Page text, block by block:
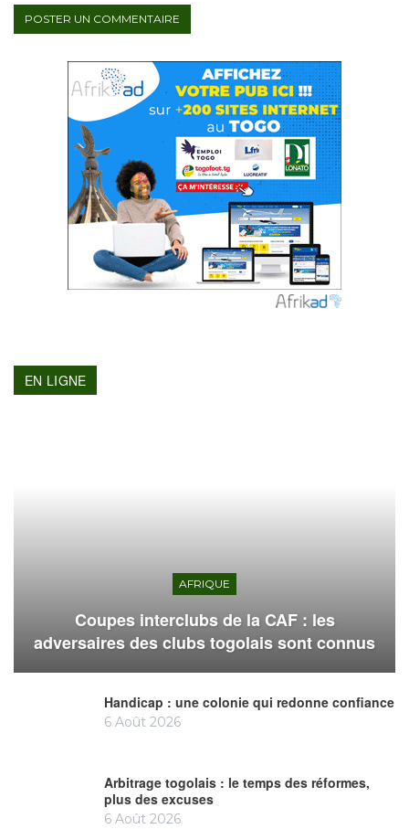
EN LIGNE
AFRIQUE
Coupes interclubs de la CAF : les
adversaires des clubs togolais sont connus
Handicap : une colonie qui redonne confiance
6 Août 2026
Arbitrage togolais : le temps des réformes,
plus des excuses
6 Août 2026